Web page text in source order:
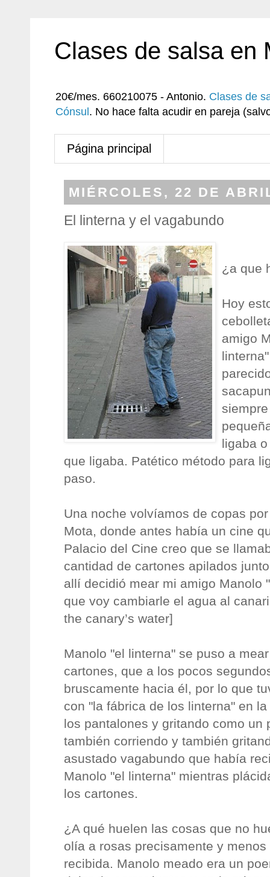
Clases de salsa en
20€/mes. 660210075 - Antonio. Clases de
Cónsul . No hace falta acudir en pareja
Página principal
MIÉRCOLES, 22 DE
El linterna y el vagabundo
¿a que
Hoy
amigo
ligaba
que ligaba. Patético método para
paso.
Una noche volvíamos de copas
Mota, donde antes había un cine
Palacio del Cine creo que se
cantidad de cartones apilados
allí decidió mear mi amigo Manolo
que voy cambiarle el agua al
the canary’s water]
Manolo "el linterna" se puso a
cartones, que a los pocos
bruscamente hacia él, por lo que
con "la fábrica de los linterna" en
los pantalones y gritando como un
también corriendo y también
asustado vagabundo que había
Manolo "el linterna" mientras
los cartones.
¿A qué huelen las cosas que no
olía a rosas precisamente y
recibida. Manolo meado era un